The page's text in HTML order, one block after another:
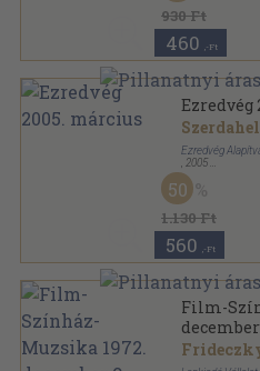
930 Ft
460 ,-Ft
Ezredvég
Ezredvég
2005
Ragasztott
Ezredvég sorozat
1.130 Ft
50
560 ,-Ft
Film-
december